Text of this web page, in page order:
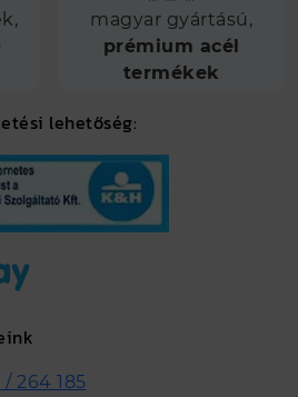
magyar gyártású,
prémium acél
termékek
lehetőség:
/ 264 185